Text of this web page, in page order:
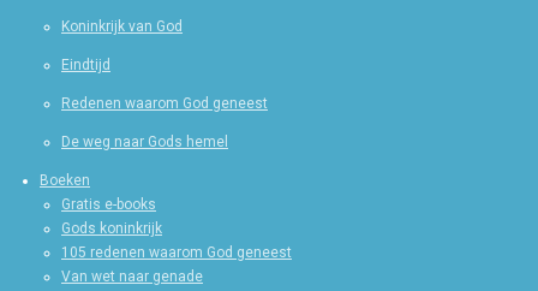
Koninkrijk van God
Eindtijd
Redenen waarom God geneest
De weg naar Gods hemel
Boeken
Gratis e-books
Gods koninkrijk
105 redenen waarom God geneest
Van wet naar genade